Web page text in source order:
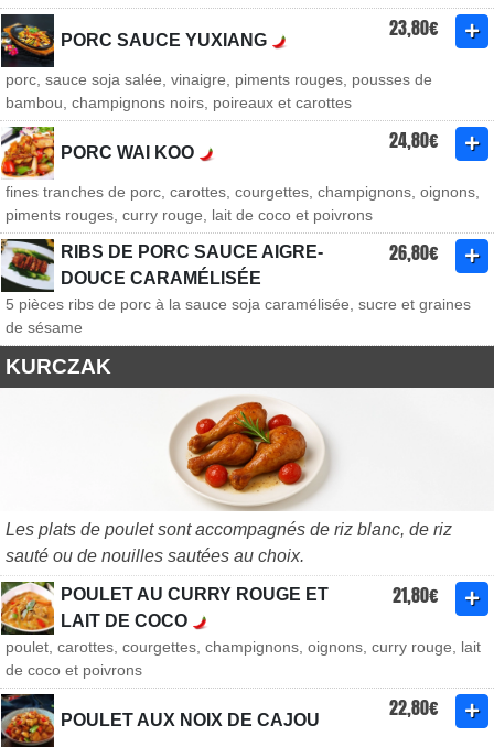
PORC SAUCE YUXIANG 23,80€
porc, sauce soja salée, vinaigre, piments rouges, pousses de
bambou, champignons noirs, poireaux et carottes
PORC WAI KOO 24,80€
fines tranches de porc, carottes, courgettes, champignons, oignons,
piments rouges, curry rouge, lait de coco et poivrons
RIBS DE PORC SAUCE AIGRE-
DOUCE CARAMÉLISÉE
26,80€
5 pièces ribs de porc à la sauce soja caramélisée, sucre et graines
de sésame
KURCZAK
Les plats de poulet sont accompagnés de riz blanc, de riz
sauté ou de nouilles sautées au choix.
POULET AU CURRY ROUGE ET
LAIT DE COCO
21,80€
poulet, carottes, courgettes, champignons, oignons, curry rouge, lait
de coco et poivrons
POULET AUX NOIX DE CAJOU 22,80€